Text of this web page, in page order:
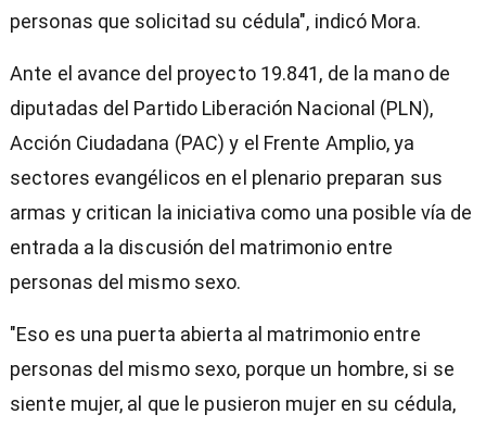
personas que solicitad su cédula", indicó Mora.
Ante el avance del proyecto 19.841, de la mano de
diputadas del Partido Liberación Nacional (PLN),
Acción Ciudadana (PAC) y el Frente Amplio, ya
sectores evangélicos en el plenario preparan sus
armas y critican la iniciativa como una posible vía de
entrada a la discusión del matrimonio entre
personas del mismo sexo.
"Eso es una puerta abierta al matrimonio entre
personas del mismo sexo, porque un hombre, si se
siente mujer, al que le pusieron mujer en su cédula,